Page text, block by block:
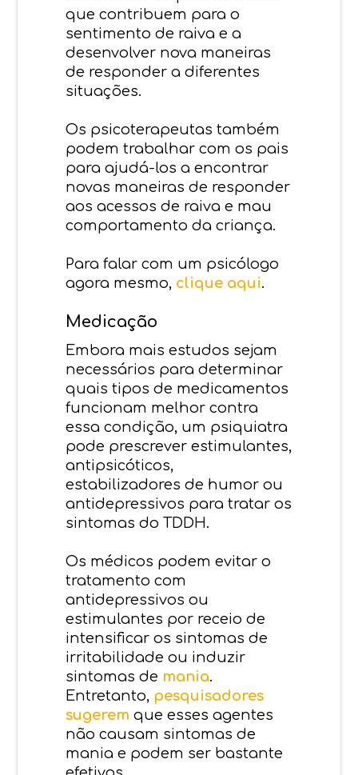
que contribuem para o
sentimento de raiva e a
desenvolver nova maneiras
de responder a diferentes
situações.
Os psicoterapeutas também
podem trabalhar com os pais
para ajudá-los a encontrar
novas maneiras de responder
aos acessos de raiva e mau
comportamento da criança.
Para falar com um psicólogo
agora mesmo, clique aqui.
Medicação
Embora mais estudos sejam
necessários para determinar
quais tipos de medicamentos
funcionam melhor contra
essa condição, um psiquiatra
pode prescrever estimulantes,
antipsicóticos,
estabilizadores de humor ou
antidepressivos para tratar os
sintomas do TDDH.
Os médicos podem evitar o
tratamento com
antidepressivos ou
estimulantes por receio de
intensificar os sintomas de
irritabilidade ou induzir
sintomas de mania.
Entretanto, pesquisadores
sugerem que esses agentes
não causam sintomas de
mania e podem ser bastante